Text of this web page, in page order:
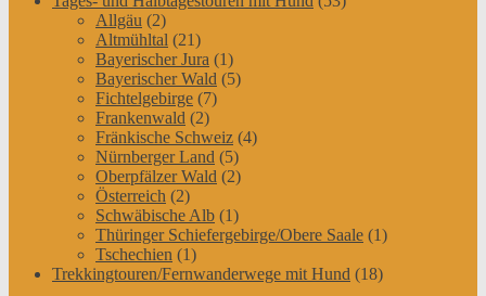
Allgäu (2)
Altmühltal (21)
Bayerischer Jura (1)
Bayerischer Wald (5)
Fichtelgebirge (7)
Frankenwald (2)
Fränkische Schweiz (4)
Nürnberger Land (5)
Oberpfälzer Wald (2)
Österreich (2)
Schwäbische Alb (1)
Thüringer Schiefergebirge/Obere Saale (1)
Tschechien (1)
Trekkingtouren/Fernwanderwege mit Hund (18)